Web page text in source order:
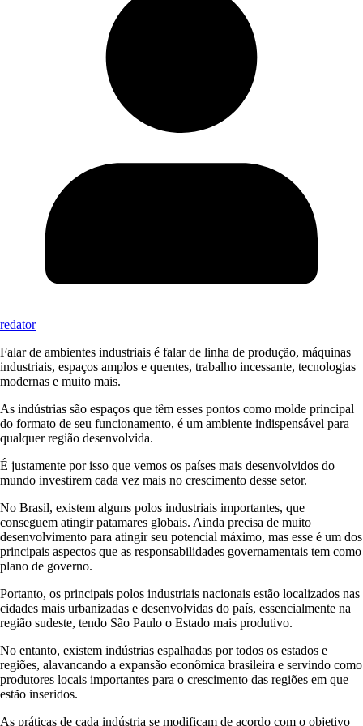
redator
Falar de ambientes industriais é falar de linha de produção, máquinas
industriais, espaços amplos e quentes, trabalho incessante, tecnologias
modernas e muito mais.
As indústrias são espaços que têm esses pontos como molde principal
do formato de seu funcionamento, é um ambiente indispensável para
qualquer região desenvolvida.
É justamente por isso que vemos os países mais desenvolvidos do
mundo investirem cada vez mais no crescimento desse setor.
No Brasil, existem alguns polos industriais importantes, que
conseguem atingir patamares globais. Ainda precisa de muito
desenvolvimento para atingir seu potencial máximo, mas esse é um dos
principais aspectos que as responsabilidades governamentais tem como
plano de governo.
Portanto, os principais polos industriais nacionais estão localizados nas
cidades mais urbanizadas e desenvolvidas do país, essencialmente na
região sudeste, tendo São Paulo o Estado mais produtivo.
No entanto, existem indústrias espalhadas por todos os estados e
regiões, alavancando a expansão econômica brasileira e servindo como
produtores locais importantes para o crescimento das regiões em que
estão inseridos.
As práticas de cada indústria se modificam de acordo com o objetivo